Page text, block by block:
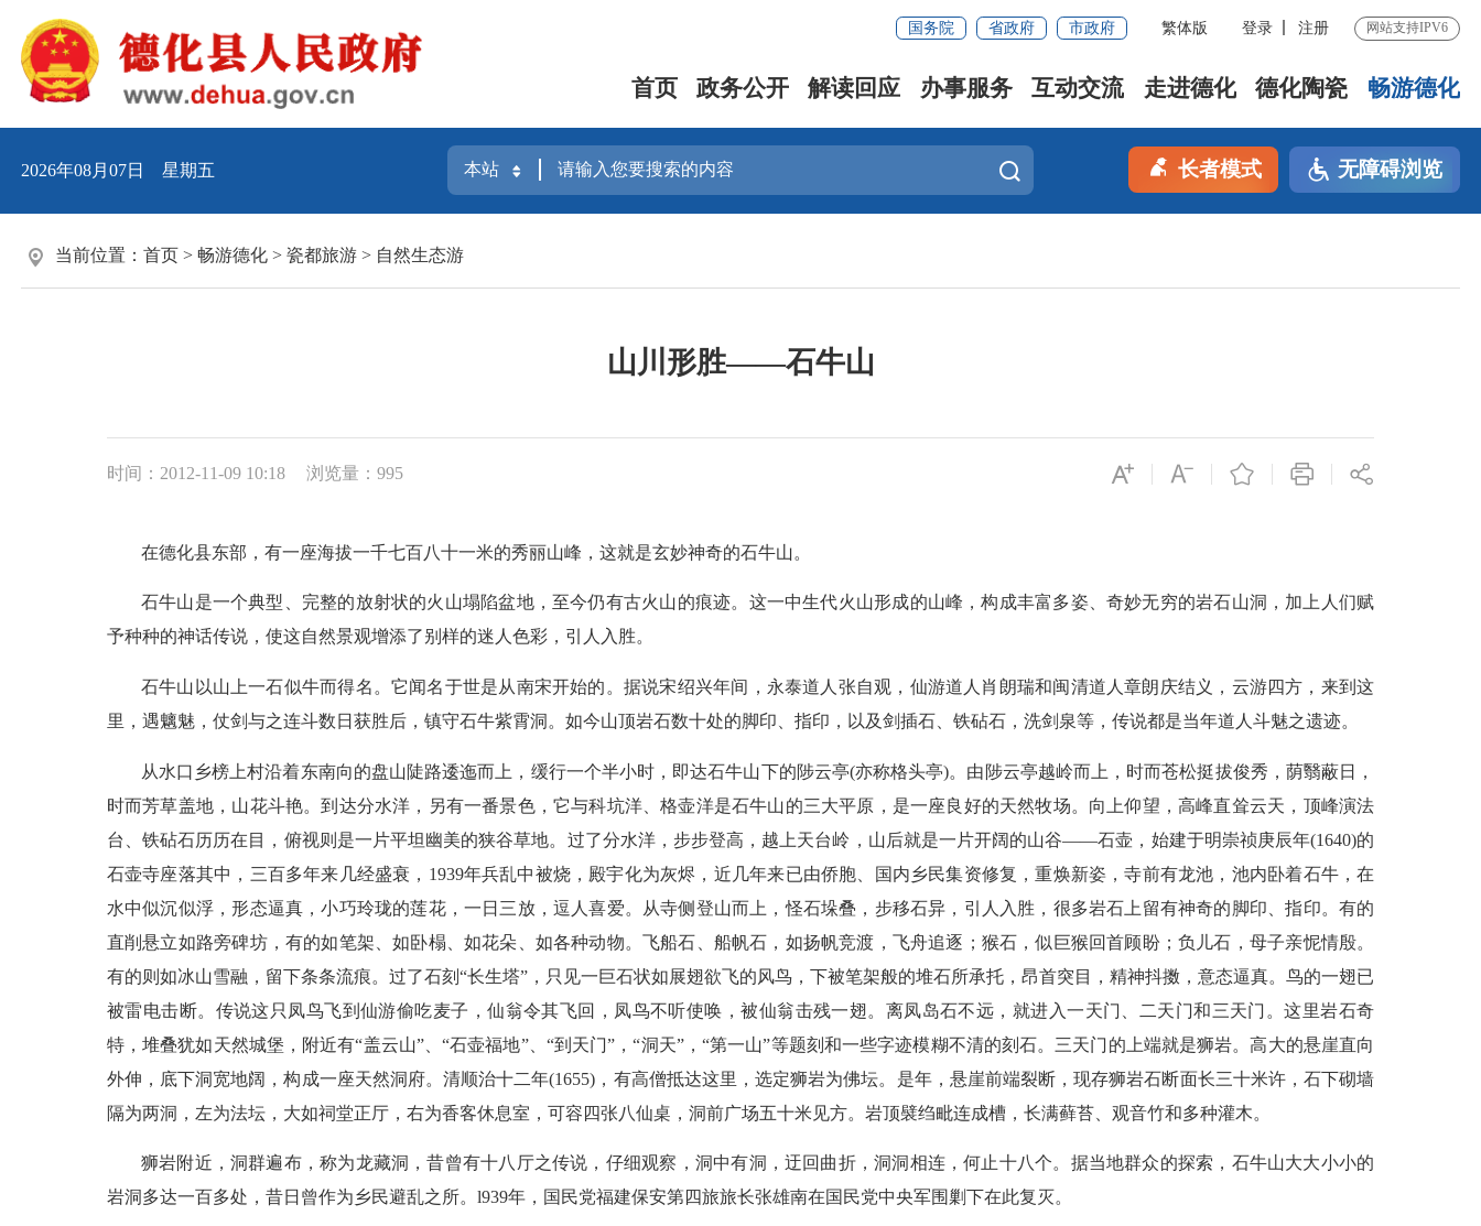
国务院 省政府 市政府 繁体版 登录 注册 网站支持IPV6
首页 政务公开 解读回应 办事服务 互动交流 走进德化 德化陶瓷 畅游德化
2026年08月07日 星期五 长者模式 无障碍浏览
当前位置： 首页 > 畅游德化 > 瓷都旅游 > 自然生态游
山川形胜——石牛山
时间：2012-11-09 10:18 浏览量：995
在德化县东部，有一座海拔一千七百八十一米的秀丽山峰，这就是玄妙神奇的石牛山。
石牛山是一个典型、完整的放射状的火山塌陷盆地，至今仍有古火山的痕迹。这一中生代火山形成的山峰，构成丰富多姿、奇妙无穷的岩石山洞，加上人们赋
予种种的神话传说，使这自然景观增添了别样的迷人色彩，引人入胜。
石牛山以山上一石似牛而得名。它闻名于世是从南宋开始的。据说宋绍兴年间，永泰道人张自观，仙游道人肖朗瑞和闽清道人章朗庆结义，云游四方，来到这
里，遇魑魅，仗剑与之连斗数日获胜后，镇守石牛紫霄洞。如今山顶岩石数十处的脚印、指印，以及剑插石、铁砧石，洗剑泉等，传说都是当年道人斗魅之遗迹。
从水口乡榜上村沿着东南向的盘山陡路逶迤而上，缓行一个半小时，即达石牛山下的陟云亭(亦称格头亭)。由陟云亭越岭而上，时而苍松挺拔俊秀，荫翳蔽日，
时而芳草盖地，山花斗艳。到达分水洋，另有一番景色，它与科坑洋、格壶洋是石牛山的三大平原，是一座良好的天然牧场。向上仰望，高峰直耸云天，顶峰演法
台、铁砧石历历在目，俯视则是一片平坦幽美的狭谷草地。过了分水洋，步步登高，越上天台岭，山后就是一片开阔的山谷——石壶，始建于明崇祯庚辰年(1640)的
石壶寺座落其中，三百多年来几经盛衰，1939年兵乱中被烧，殿宇化为灰烬，近几年来已由侨胞、国内乡民集资修复，重焕新姿，寺前有龙池，池内卧着石牛，在
水中似沉似浮，形态逼真，小巧玲珑的莲花，一日三放，逗人喜爱。从寺侧登山而上，怪石垛叠，步移石异，引人入胜，很多岩石上留有神奇的脚印、指印。有的
直削悬立如路旁碑坊，有的如笔架、如卧榻、如花朵、如各种动物。飞船石、船帆石，如扬帆竞渡，飞舟追逐；猴石，似巨猴回首顾盼；负儿石，母子亲怩情殷。
有的则如冰山雪融，留下条条流痕。过了石刻“长生塔”，只见一巨石状如展翅欲飞的风鸟，下被笔架般的堆石所承托，昂首突目，精神抖擞，意态逼真。鸟的一翅已
被雷电击断。传说这只凤鸟飞到仙游偷吃麦子，仙翁令其飞回，凤鸟不听使唤，被仙翁击残一翅。离凤岛石不远，就进入一天门、二天门和三天门。这里岩石奇
特，堆叠犹如天然城堡，附近有“盖云山”、“石壶福地”、“到天门”，“洞天”，“第一山”等题刻和一些字迹模糊不清的刻石。三天门的上端就是狮岩。高大的悬崖直向
外伸，底下洞宽地阔，构成一座天然洞府。清顺治十二年(1655)，有高僧抵达这里，选定狮岩为佛坛。是年，悬崖前端裂断，现存狮岩石断面长三十米许，石下砌墙
隔为两洞，左为法坛，大如祠堂正厅，右为香客休息室，可容四张八仙桌，洞前广场五十米见方。岩顶襞绉毗连成槽，长满藓苔、观音竹和多种灌木。
狮岩附近，洞群遍布，称为龙藏洞，昔曾有十八厅之传说，仔细观察，洞中有洞，迂回曲折，洞洞相连，何止十八个。据当地群众的探索，石牛山大大小小的
岩洞多达一百多处，昔日曾作为乡民避乱之所。l939年，国民党福建保安第四旅旅长张雄南在国民党中央军围剿下在此复灭。